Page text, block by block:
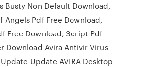
Busty Non Default Download,
Angels Pdf Free Download,
Free Download, Script Pdf
Download Avira Antivir Virus
Update AVIRA Desktop